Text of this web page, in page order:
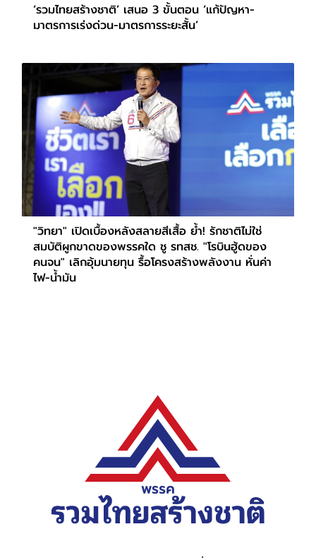
‘รวมไทยสร้างชาติ’ เสนอ 3 ขั้นตอน ‘แก้ปัญหา-
มาตรการเร่งด่วน-มาตรการระยะสั้น’
"วิทยา" เปิดเบื้องหลังสลายสีเสื้อ ย้ำ! รักชาติไม่ใช่
สมบัติผูกขาดของพรรคใด ชู รทสช. "โรบินฮู้ดของ
คนจน" เลิกอุ้มนายทุน รื้อโครงสร้างพลังงาน หั่นค่า
ไฟ-น้ำมัน